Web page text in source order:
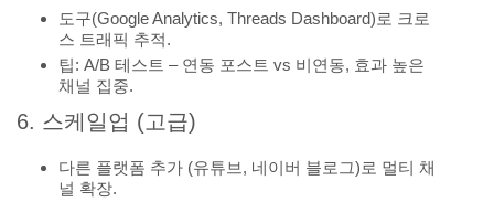
도구(Google Analytics, Threads Dashboard)로 크로
스 트래픽 추적.
팁: A/B 테스트 – 연동 포스트 vs 비연동, 효과 높은
채널 집중.
6. 스케일업 (고급)
다른 플랫폼 추가 (유튜브, 네이버 블로그)로 멀티 채
널 확장.